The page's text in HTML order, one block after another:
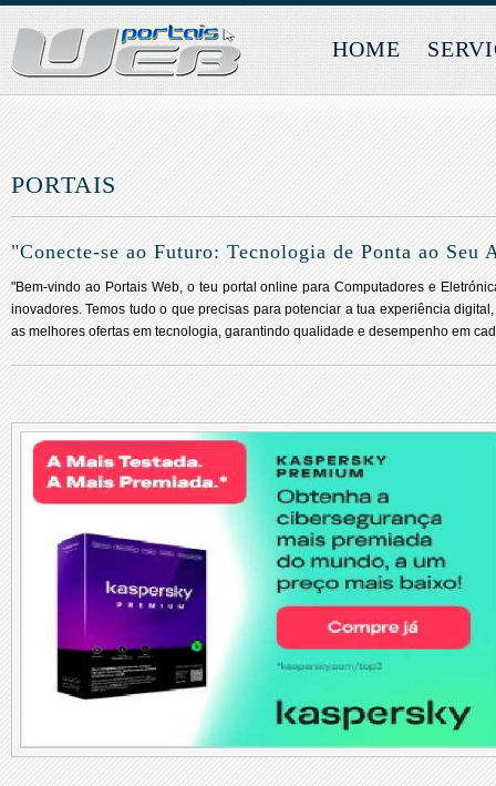
HOME
PORTAIS
"Conecte-se ao Futuro: Tecnologia de Ponta ao Seu
"Bem-vindo ao Portais Web, o teu portal online para Computadores e
inovadores. Temos tudo o que precisas para potenciar a tua experiência
as melhores ofertas em tecnologia, garantindo qualidade e desempenho em